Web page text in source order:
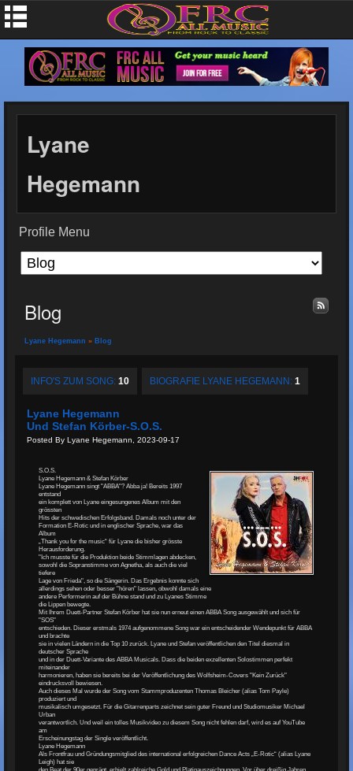
Lyane
Hegemann
Profile Menu
Blog
Lyane Hegemann » Blog
INFO'S ZUM SONG: 10 BIOGRAFIE LYANE HEGEMANN: 1
Lyane Hegemann
Und Stefan Körber-S.O.S.
Posted By Lyane Hegemann, 2023-09-17
S.O.S.
Lyane Hegemann & Stefan Körber
Lyane Hegemann singt "ABBA"? Abba ja! Bereits 1997
entstand
ein komplett von Lyane eingesungenes Album mit den
grössten
Hits der schwedischen Erfolgsband. Damals noch unter der
Formation E-Rotic und in englischer Sprache, war das
Album
„Thank you for the music“ für Lyane die bisher grösste
Herausforderung.
"Ich musste für die Produktion beide Stimmlagen abdecken,
sowohl die Sopranstimme von Agnetha, als auch die viel
tiefere
Lage von Frieda", so die Sängerin. Das Ergebnis konnte sich
allerdings sehen oder besser "hören" lassen, obwohl damals eine
andere Performerin auf der Bühne stand und zu Lyanes Stimme
die Lippen bewegte.
Mit Ihrem Duett-Partner Stefan Körber hat sie nun erneut einen ABBA Song ausgewählt und sich für
"SOS"
entschieden. Dieser erstmals 1974 aufgenommene Song war ein entscheidender Wendepunkt für ABBA
und brachte
sie in vielen Ländern in die Top 10 zurück. Lyane und Stefan veröffentlichen den Titel diesmal in
deutscher Sprache
und in der Duett-Variante des ABBA Musicals. Dass die beiden exzellenten Solostimmen perfekt
miteinander
harmonieren, haben sie bereits bei der Veröffentlichung des Wolfsheim-Covers "Kein Zurück"
eindrucksvoll bewiesen.
Auch dieses Mal wurde der Song vom Stammproduzenten Thomas Bleicher (alias Tom Payle)
produziert und
musikalisch umgesetzt. Für die Gitarrenparts zeichnet sein guter Freund und Studiomusiker Michael
Urban
verantwortlich. Und weil ein tolles Musikvideo zu diesem Song nicht fehlen darf, wird es auf YouTube
am
Erscheinungstag der Single veröffentlicht.
Lyane Hegemann
Als Frontfrau und Gründungsmitglied des international erfolgreichen Dance Acts „E-Rotic“ (alias Lyane
Leigh) hat sie